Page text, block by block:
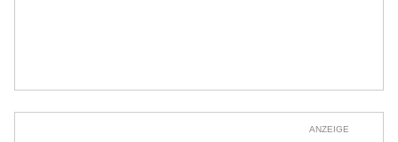
ANZEIGE